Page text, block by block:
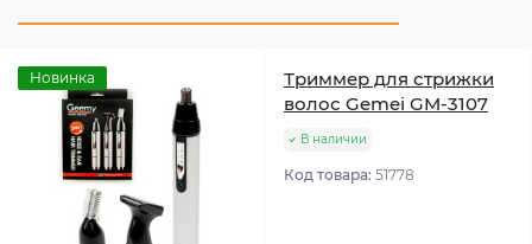
Новинка
Триммер для стрижки
волос Gemei GM-3107
В наличии
Код товара: 51778